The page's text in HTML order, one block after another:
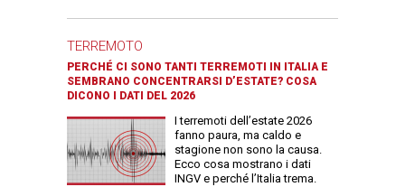
TERREMOTO
PERCHÉ CI SONO TANTI TERREMOTI IN ITALIA E
SEMBRANO CONCENTRARSI D’ESTATE? COSA
DICONO I DATI DEL 2026
I terremoti dell’estate 2026
fanno paura, ma caldo e
stagione non sono la causa.
Ecco cosa mostrano i dati
INGV e perché l’Italia trema.